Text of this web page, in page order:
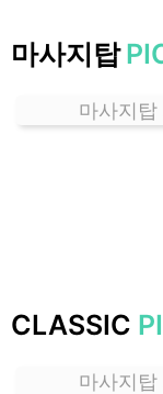
세
가
격
마사지탑
마사지탑
CLASSIC
마사지탑